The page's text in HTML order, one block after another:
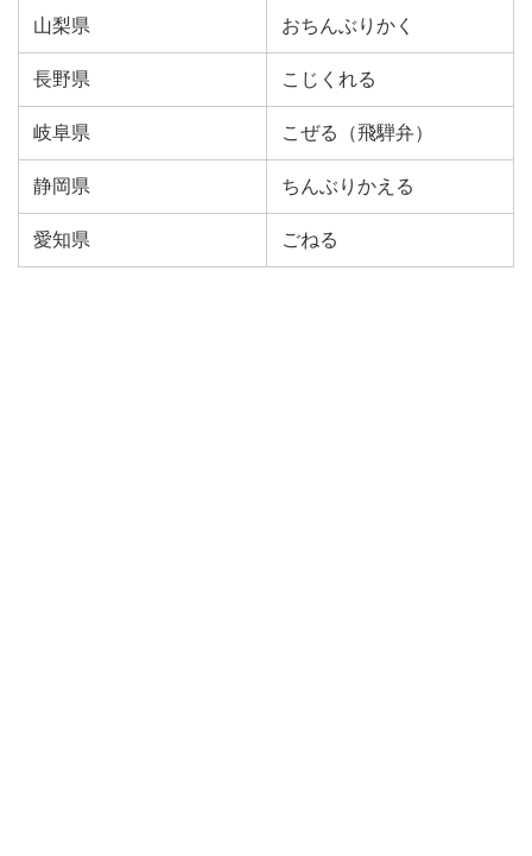
山梨県 おちんぶりかく
長野県 こじくれる
岐阜県 こぜる（飛騨弁）
静岡県 ちんぶりかえる
愛知県 ごねる